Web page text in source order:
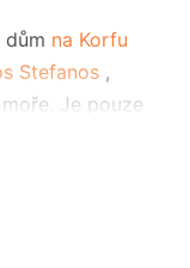
na Korfu
Stefanos ,
Je pouze
nekonečný
terasami; je